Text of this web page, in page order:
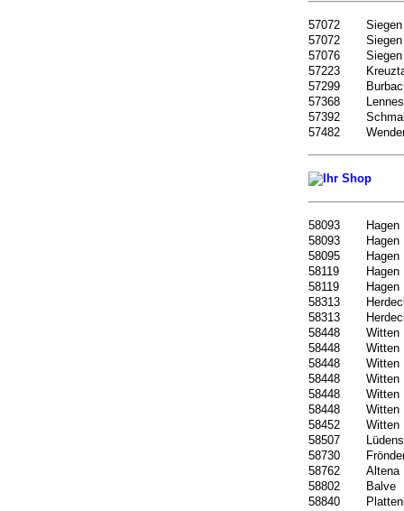
57072
Siegen
57072
Siegen
57076
Siegen
57223
57299
57368
57392
57482
58093
Hagen
58093
Hagen
58095
Hagen
58119
Hagen
58119
Hagen
58313
58313
58448
Witten
58448
Witten
58448
Witten
58448
Witten
58448
Witten
58448
Witten
58452
Witten
58507
58730
58762
Altena
58802
Balve
58840